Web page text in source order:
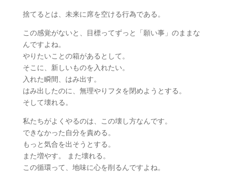
捨てるとは、未来に席を空ける行為である。
この感覚がないと、目標ってずっと「願い事」のままな
んですよね。
やりたいことの箱があるとして。
そこに、新しいものを入れたい。
入れた瞬間、はみ出す。
はみ出したのに、無理やりフタを閉めようとする。
そして壊れる。
私たちがよくやるのは、この壊し方なんです。
できなかった自分を責める。
もっと気合を出そうとする。
また増やす。 また壊れる。
この循環って、地味に心を削るんですよね。